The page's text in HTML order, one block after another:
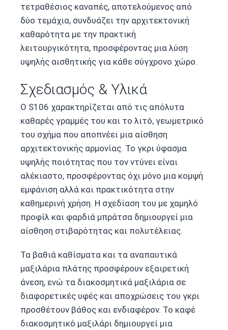
τετραθέσιος καναπές, αποτελούμενος από
δύο τεμάχια, συνδυάζει την αρχιτεκτονική
καθαρότητα με την πρακτική
λειτουργικότητα, προσφέροντας μια λύση
υψηλής αισθητικής για κάθε σύγχρονο χώρο.
Σχεδιασμός & Υλικά
Ο S106 χαρακτηρίζεται από τις απόλυτα
καθαρές γραμμές του και το λιτό, γεωμετρικό
του σχήμα που αποπνέει μια αίσθηση
αρχιτεκτονικής αρμονίας. Το γκρι ύφασμα
υψηλής ποιότητας που τον ντύνει είναι
αλέκιαστο, προσφέροντας όχι μόνο μια κομψή
εμφάνιση αλλά και πρακτικότητα στην
καθημερινή χρήση. Η σχεδίαση του με χαμηλό
προφίλ και φαρδιά μπράτσα δημιουργεί μια
αίσθηση στιβαρότητας και πολυτέλειας.
Τα βαθιά καθίσματα και τα αναπαυτικά
μαξιλάρια πλάτης προσφέρουν εξαιρετική
άνεση, ενώ τα διακοσμητικά μαξιλάρια σε
διαφορετικές υφές και αποχρώσεις του γκρι
προσθέτουν βάθος και ενδιαφέρον. Το καφέ
διακοσμητικό μαξιλάρι δημιουργεί μια